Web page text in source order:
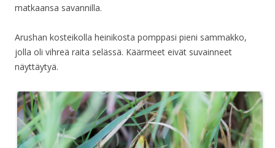
matkaansa savannilla.
Arushan kosteikolla heinikosta pomppasi pieni sammakko,
jolla oli vihreä raita selässä. Käärmeet eivät suvainneet
näyttäytyä.